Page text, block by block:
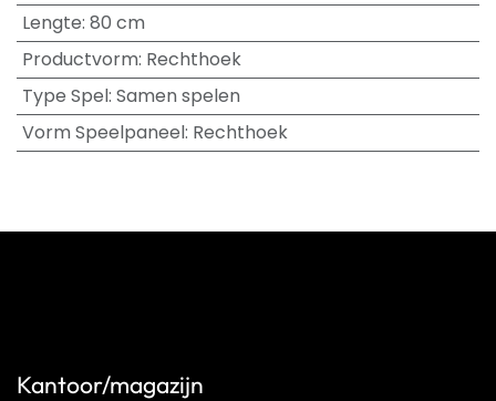
Lengte: 80 cm
Productvorm: Rechthoek
Type Spel: Samen spelen
Vorm Speelpaneel: Rechthoek
Kantoor/magazijn